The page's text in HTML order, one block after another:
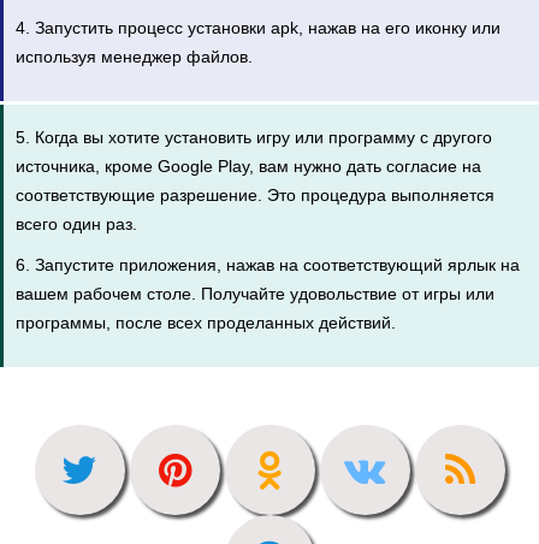
4. Запустить процесс установки apk, нажав на его иконку или
используя менеджер файлов.
5. Когда вы хотите установить игру или программу с другого
источника, кроме Google Play, вам нужно дать согласие на
соответствующие разрешение. Это процедура выполняется
всего один раз.
6. Запустите приложения, нажав на соответствующий ярлык на
вашем рабочем столе. Получайте удовольствие от игры или
программы, после всех проделанных действий.